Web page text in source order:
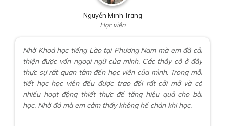
Nguyễn Minh Trang
Học viên
Nhờ Khoá học tiếng Lào tại Phương Nam mà em đã cải
thiện được vốn ngoại ngữ của mình. Các thầy cô ở đây
thực sự rất quan tâm đến học viên của mình. Trong mỗi
tiết học học viên đều được trao đổi rất cởi mở và có
nhiều hoạt động thiết thực để tăng hiệu quả cho bài
học. Nhờ đó mà em cảm thấy không hề chán khi học.